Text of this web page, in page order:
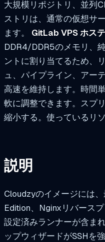
大規模リポジトリ、並列
ストリは、通常の仮想サ
ます。 GitLab VPS ホス
DDR4/DDR5のメモリ、
ントに割り当てるため、
ュ、パイプライン、アー
高速を維持します。時間
軟に調整できます。スプ
縮小する。使っているリ
説明
Cloudzyのイメージには
Edition、Nginxリバース
設定済みランナーが含ま
ップウィザードがSSHを